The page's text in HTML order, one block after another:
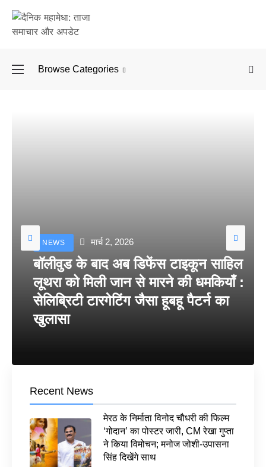
Browse Categories
NEWS मार्च 2, 2026
बॉलीवुड के बाद अब डिफेंस टाइकून साहिल
लूथरा को मिली जान से मारने की धमकियाँ :
सेलिब्रिटी टारगेटिंग जैसा हूबहू पैटर्न का
खुलासा
Recent News
मेरठ के निर्माता विनोद चौधरी की फिल्म
‘गोदान’ का पोस्टर जारी, CM रेखा गुप्ता
ने किया विमोचन; मनोज जोशी-उपासना
सिंह दिखेंगे साथ